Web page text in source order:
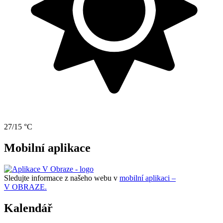
27/15 °C
Mobilní aplikace
Sledujte informace z našeho webu v mobilní aplikaci –
V OBRAZE.
Kalendář